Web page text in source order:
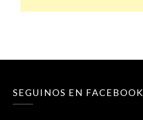
SEGUINOS EN FACEBOOK